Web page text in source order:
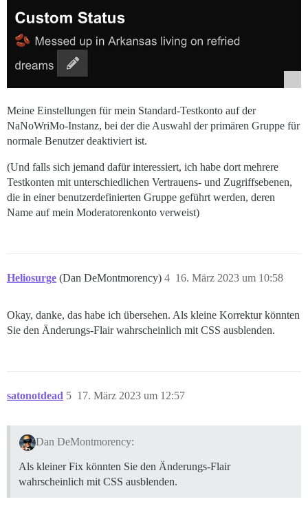
Meine Einstellungen für mein Standard-Testkonto auf der
NaNoWriMo-Instanz, bei der die Auswahl der primären Gruppe für
normale Benutzer deaktiviert ist.
(Und falls sich jemand dafür interessiert, ich habe dort mehrere
Testkonten mit unterschiedlichen Vertrauens- und Zugriffsebenen,
die in einer benutzerdefinierten Gruppe geführt werden, deren
Name auf mein Moderatorenkonto verweist)
Heliosurge (Dan DeMontmorency) 16. März 2023 um 10:58
4
Okay, danke, das habe ich übersehen. Als kleine Korrektur könnten
Sie den Änderungs-Flair wahrscheinlich mit CSS ausblenden.
satonotdead 17. März 2023 um 12:57
5
Dan DeMontmorency:
Als kleiner Fix könnten Sie den Änderungs-Flair
wahrscheinlich mit CSS ausblenden.